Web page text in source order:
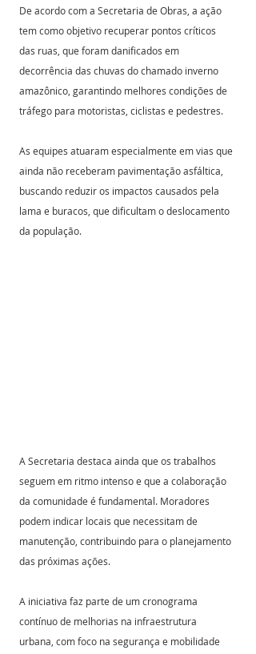
De acordo com a Secretaria de Obras, a ação
tem como objetivo recuperar pontos críticos
das ruas, que foram danificados em
decorrência das chuvas do chamado inverno
amazônico, garantindo melhores condições de
tráfego para motoristas, ciclistas e pedestres.
As equipes atuaram especialmente em vias que
ainda não receberam pavimentação asfáltica,
buscando reduzir os impactos causados pela
lama e buracos, que dificultam o deslocamento
da população.
A Secretaria destaca ainda que os trabalhos
seguem em ritmo intenso e que a colaboração
da comunidade é fundamental. Moradores
podem indicar locais que necessitam de
manutenção, contribuindo para o planejamento
das próximas ações.
A iniciativa faz parte de um cronograma
contínuo de melhorias na infraestrutura
urbana, com foco na segurança e mobilidade